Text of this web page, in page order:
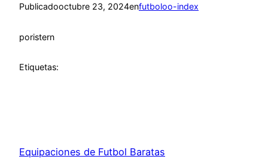
Publicadooctubre 23, 2024enfutboloo-index
poristern
Etiquetas:
Equipaciones de Futbol Baratas